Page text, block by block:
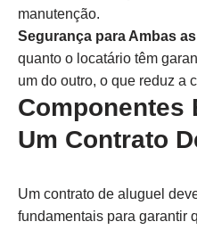
manutenção.
Segurança para Ambas
quanto o locatário têm
um do outro, o que reduz a
Componentes
Um Contrato
Um contrato de aluguel
fundamentais para garantir